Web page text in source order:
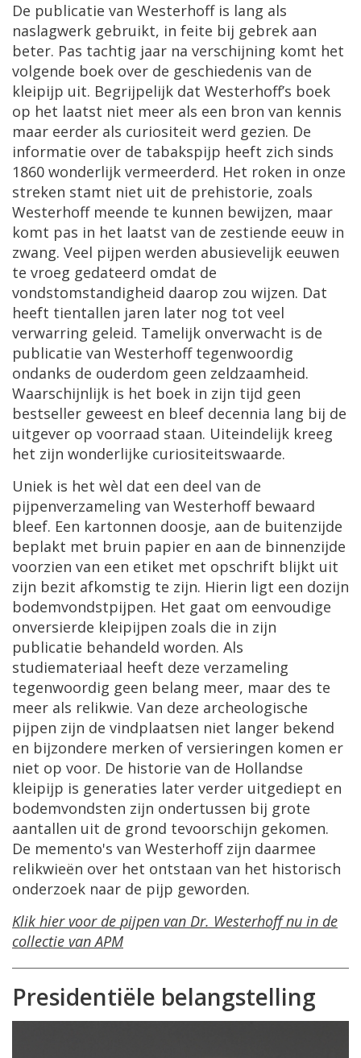
De publicatie van Westerhoff is lang als
naslagwerk gebruikt, in feite bij gebrek aan
beter. Pas tachtig jaar na verschijning komt het
volgende boek over de geschiedenis van de
kleipijp uit. Begrijpelijk dat Westerhoff’s boek
op het laatst niet meer als een bron van kennis
maar eerder als curiositeit werd gezien. De
informatie over de tabakspijp heeft zich sinds
1860 wonderlijk vermeerderd. Het roken in onze
streken stamt niet uit de prehistorie, zoals
Westerhoff meende te kunnen bewijzen, maar
komt pas in het laatst van de zestiende eeuw in
zwang. Veel pijpen werden abusievelijk eeuwen
te vroeg gedateerd omdat de
vondstomstandigheid daarop zou wijzen. Dat
heeft tientallen jaren later nog tot veel
verwarring geleid. Tamelijk onverwacht is de
publicatie van Westerhoff tegenwoordig
ondanks de ouderdom geen zeldzaamheid.
Waarschijnlijk is het boek in zijn tijd geen
bestseller geweest en bleef decennia lang bij de
uitgever op voorraad staan. Uiteindelijk kreeg
het zijn wonderlijke curiositeitswaarde.
Uniek is het wèl dat een deel van de
pijpenverzameling van Westerhoff bewaard
bleef. Een kartonnen doosje, aan de buitenzijde
beplakt met bruin papier en aan de binnenzijde
voorzien van een etiket met opschrift blijkt uit
zijn bezit afkomstig te zijn. Hierin ligt een dozijn
bodemvondstpijpen. Het gaat om eenvoudige
onversierde kleipijpen zoals die in zijn
publicatie behandeld worden. Als
studiemateriaal heeft deze verzameling
tegenwoordig geen belang meer, maar des te
meer als relikwie. Van deze archeologische
pijpen zijn de vindplaatsen niet langer bekend
en bijzondere merken of versieringen komen er
niet op voor. De historie van de Hollandse
kleipijp is generaties later verder uitgediept en
bodemvondsten zijn ondertussen bij grote
aantallen uit de grond tevoorschijn gekomen.
De memento's van Westerhoff zijn daarmee
relikwieën over het ontstaan van het historisch
onderzoek naar de pijp geworden.
Klik hier voor de pijpen van Dr. Westerhoff nu in de
collectie van APM
Presidentiële belangstelling